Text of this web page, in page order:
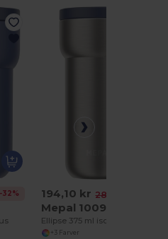
-32% 194,10 kr 281,11 kr
Mepal 100908
+3 Farver